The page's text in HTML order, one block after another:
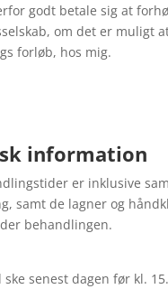
godt betale sig at
om det er muligt
forløb, hos mig.
information
er inklusive
samt de lagner og
behandlingen.
ske senest dagen før kl.